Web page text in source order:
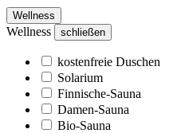
Wellness
Wellness schließen
kostenfreie Duschen
Solarium
Finnische-Sauna
Damen-Sauna
Bio-Sauna